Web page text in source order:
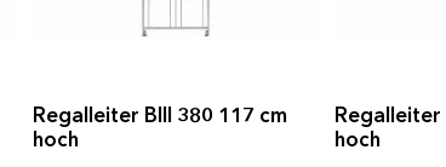
Regalleiter BIII 380 117 cm
hoch
Regalleiter
hoch